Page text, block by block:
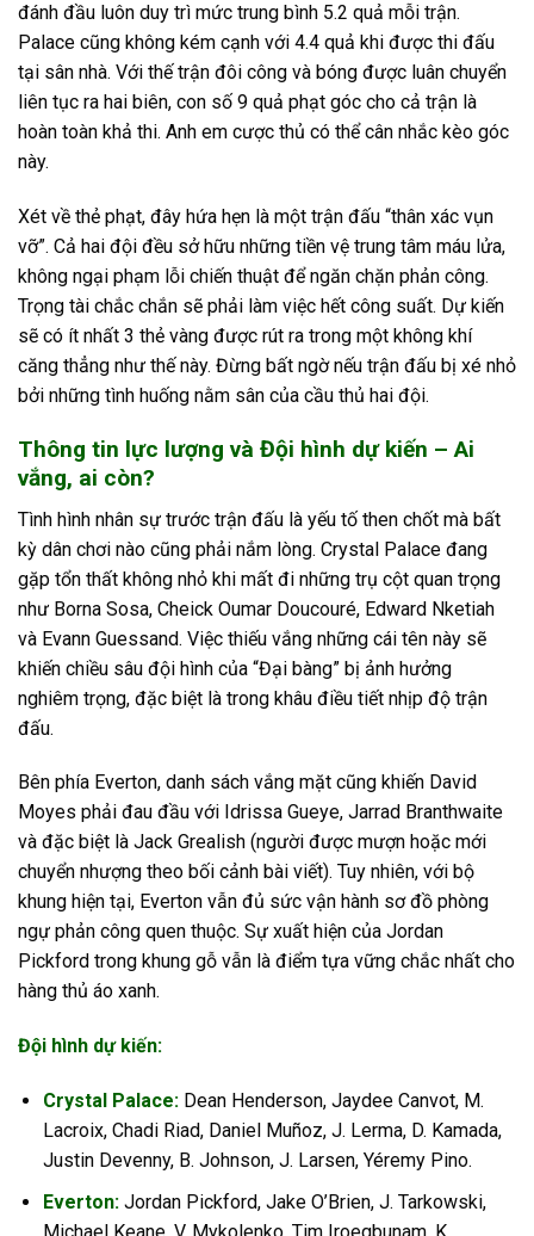
đánh đầu luôn duy trì mức trung bình 5.2 quả mỗi trận.
Palace cũng không kém cạnh với 4.4 quả khi được thi đấu
tại sân nhà. Với thế trận đôi công và bóng được luân chuyển
liên tục ra hai biên, con số 9 quả phạt góc cho cả trận là
hoàn toàn khả thi. Anh em cược thủ có thể cân nhắc kèo góc
này.
Xét về thẻ phạt, đây hứa hẹn là một trận đấu “thân xác vụn
vỡ”. Cả hai đội đều sở hữu những tiền vệ trung tâm máu lửa,
không ngại phạm lỗi chiến thuật để ngăn chặn phản công.
Trọng tài chắc chắn sẽ phải làm việc hết công suất. Dự kiến
sẽ có ít nhất 3 thẻ vàng được rút ra trong một không khí
căng thẳng như thế này. Đừng bất ngờ nếu trận đấu bị xé nhỏ
bởi những tình huống nằm sân của cầu thủ hai đội.
Thông tin lực lượng và Đội hình dự kiến – Ai
vắng, ai còn?
Tình hình nhân sự trước trận đấu là yếu tố then chốt mà bất
kỳ dân chơi nào cũng phải nắm lòng. Crystal Palace đang
gặp tổn thất không nhỏ khi mất đi những trụ cột quan trọng
như Borna Sosa, Cheick Oumar Doucouré, Edward Nketiah
và Evann Guessand. Việc thiếu vắng những cái tên này sẽ
khiến chiều sâu đội hình của “Đại bàng” bị ảnh hưởng
nghiêm trọng, đặc biệt là trong khâu điều tiết nhịp độ trận
đấu.
Bên phía Everton, danh sách vắng mặt cũng khiến David
Moyes phải đau đầu với Idrissa Gueye, Jarrad Branthwaite
và đặc biệt là Jack Grealish (người được mượn hoặc mới
chuyển nhượng theo bối cảnh bài viết). Tuy nhiên, với bộ
khung hiện tại, Everton vẫn đủ sức vận hành sơ đồ phòng
ngự phản công quen thuộc. Sự xuất hiện của Jordan
Pickford trong khung gỗ vẫn là điểm tựa vững chắc nhất cho
hàng thủ áo xanh.
Đội hình dự kiến:
Crystal Palace:Dean Henderson, Jaydee Canvot, M.
Lacroix, Chadi Riad, Daniel Muñoz, J. Lerma, D. Kamada,
Justin Devenny, B. Johnson, J. Larsen, Yéremy Pino.
Everton:Jordan Pickford, Jake O’Brien, J. Tarkowski,
Michael Keane, V. Mykolenko, Tim Iroegbunam, K.